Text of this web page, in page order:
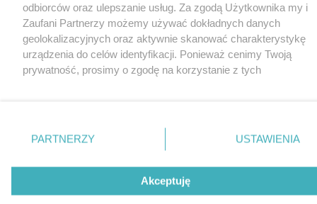
odbiorców oraz ulepszanie usług. Za zgodą Użytkownika my i
Zaufani Partnerzy możemy używać dokładnych danych
geolokalizacyjnych oraz aktywnie skanować charakterystykę
urządzenia do celów identyfikacji. Ponieważ cenimy Twoją
prywatność, prosimy o zgodę na korzystanie z tych
. Niektóre rodzaje przetwarzania
danych nie wymagają zgody użytkownika, ale masz prawo
zastosowania tylko na tej witrynie.
PARTNERZY USTAWIENIA
Akceptuję